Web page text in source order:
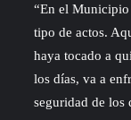
“En el Municipio
tipo de actos.
haya tocado a
los días, va a
seguridad de los